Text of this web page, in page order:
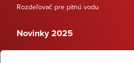
Rozdeľovač pre pitnú vodu
Novinky 2025